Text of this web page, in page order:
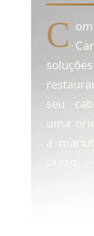
C
seu
uma
a